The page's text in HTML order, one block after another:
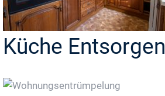
Küche Entsorgen